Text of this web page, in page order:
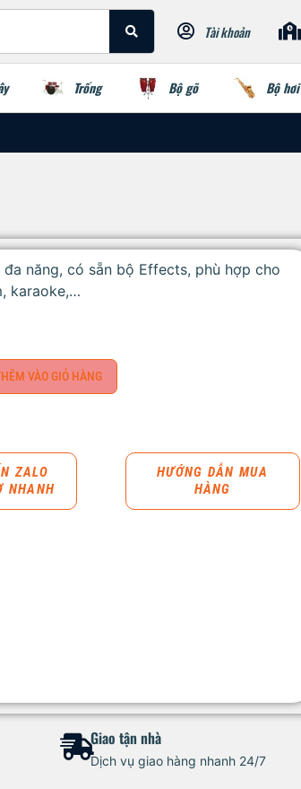
Tài khoản
Trống Bộ gõ Bộ hơi
đa năng, có sẵn bộ Effects, phù hợp cho
karaoke,…
VÀO GIỎ HÀNG
ZALO
NHANH
HƯỚNG DẪN MUA
HÀNG
Giao tận nhà
Dịch vụ giao hàng nhanh 24/7